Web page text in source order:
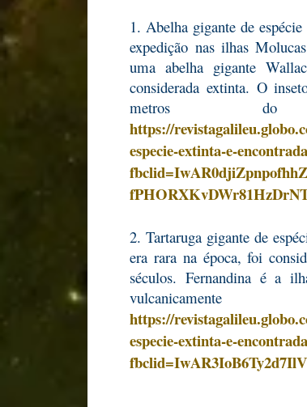
1. Abelha gigante de
expedição nas ilhas
uma abelha gigante
considerada extinta. O
metros
https://
especie-extinta-e-
2. Tartaruga gigante de
era rara na época, foi
séculos. Fernandina é a
https://
especie-extinta-e-